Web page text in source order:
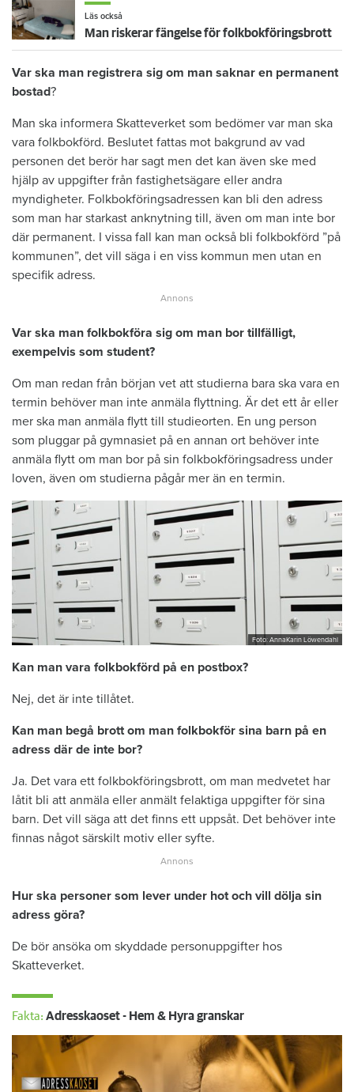
Läs också
Man riskerar fängelse för folkbokföringsbrott
Var ska man registrera sig om man saknar en permanent
bostad?
Man ska informera Skatteverket som bedömer var man ska
vara folkbokförd. Beslutet fattas mot bakgrund av vad
personen det berör har sagt men det kan även ske med
hjälp av uppgifter från fastighetsägare eller andra
myndigheter. Folkbokföringsadressen kan bli den adress
som man har starkast anknytning till, även om man inte bor
där permanent. I vissa fall kan man också bli folkbokförd ”på
kommunen”, det vill säga i en viss kommun men utan en
specifik adress.
Var ska man folkbokföra sig om man bor tillfälligt,
exempelvis som student?
Om man redan från början vet att studierna bara ska vara en
termin behöver man inte anmäla flyttning. Är det ett år eller
mer ska man anmäla flytt till studieorten. En ung person
som pluggar på gymnasiet på en annan ort behöver inte
anmäla flytt om man bor på sin folkbokföringsadress under
loven, även om studierna pågår mer än en termin.
Foto: AnnaKarin Löwendahl
Kan man vara folkbokförd på en postbox?
Nej, det är inte tillåtet.
Kan man begå brott om man folkbokför sina barn på en
adress där de inte bor?
Ja. Det vara ett folkbokföringsbrott, om man medvetet har
låtit bli att anmäla eller anmält felaktiga uppgifter för sina
barn. Det vill säga att det finns ett uppsåt. Det behöver inte
finnas något särskilt motiv eller syfte.
Hur ska personer som lever under hot och vill dölja sin
adress göra?
De bör ansöka om skyddade personuppgifter hos
Skatteverket.
Fakta: Adresskaoset - Hem & Hyra granskar